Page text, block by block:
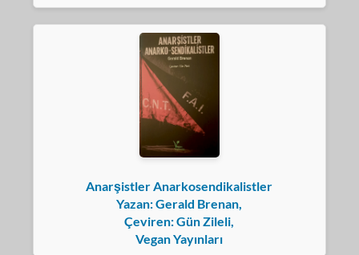
Anarşistler Anarkosendikalistler
Yazan: Gerald Brenan,
Çeviren: Gün Zileli,
Vegan Yayınları